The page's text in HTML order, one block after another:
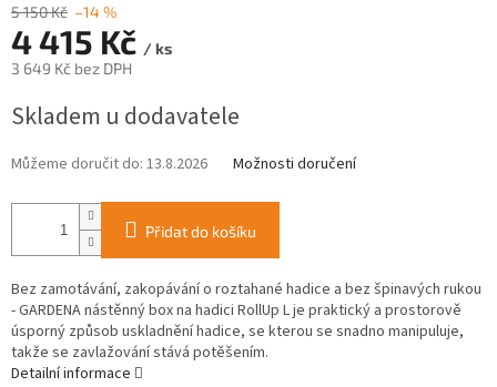
5 150 Kč –14 %
4 415 Kč / ks
3 649 Kč bez DPH
cena:
Skladem u dodavatele
Můžeme doručit do: 13.8.2026 Možnosti doručení
Přidat do košíku
Bez zamotávání, zakopávání o roztahané hadice a bez špinavých rukou
- GARDENA nástěnný box na hadici RollUp L je praktický a prostorově
úsporný způsob uskladnění hadice, se kterou se snadno manipuluje,
takže se zavlažování stává potěšením.
Detailní informace